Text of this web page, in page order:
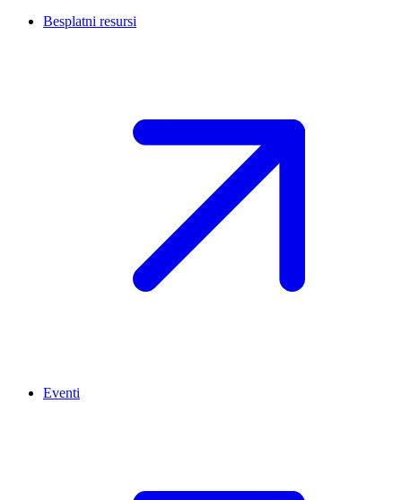
Besplatni resursi
Eventi